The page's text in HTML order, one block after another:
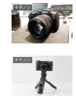
キヤノン
キヤノン